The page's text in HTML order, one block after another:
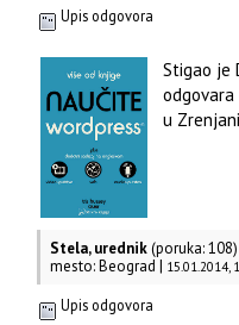
Upis odgovora
Stigao je
odgovara
u
Stela, urednik(poruka: 108)
mesto: Beograd | 15.01.2014,
Upis odgovora